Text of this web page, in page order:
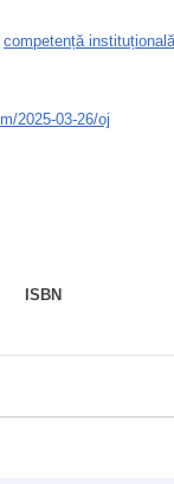
competență
2025-03-26/oj
ISBN